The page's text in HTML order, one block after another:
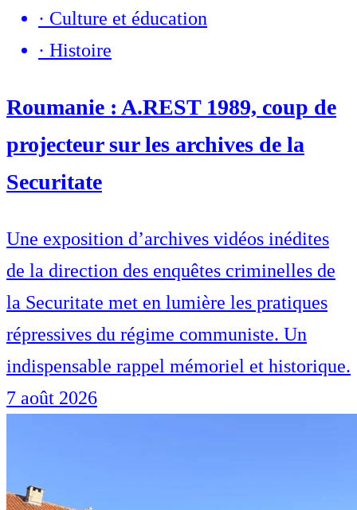
· Culture et éducation
· Histoire
Roumanie : A.REST 1989, coup de
projecteur sur les archives de la
Securitate
Une exposition d’archives vidéos inédites
de la direction des enquêtes criminelles de
la Securitate met en lumière les pratiques
répressives du régime communiste. Un
indispensable rappel mémoriel et historique.
7 août 2026